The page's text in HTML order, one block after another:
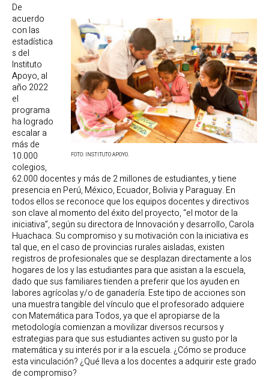
FOTO: INSTITUTO APOYO.
De
acuerdo
con las
estadística
s del
Instituto
Apoyo, al
año 2022
el
programa
ha logrado
escalar a
más de
10.000
colegios,
62.000 docentes y más de 2 millones de estudiantes, y tiene
presencia en Perú, México, Ecuador, Bolivia y Paraguay. En
todos ellos se reconoce que los equipos docentes y directivos
son clave al momento del éxito del proyecto, “el motor de la
iniciativa”, según su directora de Innovación y desarrollo, Carola
Huachaca. Su compromiso y su motivación con la iniciativa es
tal que, en el caso de provincias rurales aisladas, existen
registros de profesionales que se desplazan directamente a los
hogares de los y las estudiantes para que asistan a la escuela,
dado que sus familiares tienden a preferir que los ayuden en
labores agrícolas y/o de ganadería. Este tipo de acciones son
una muestra tangible del vínculo que el profesorado adquiere
con Matemática para Todos, ya que el apropiarse de la
metodología comienzan a movilizar diversos recursos y
estrategias para que sus estudiantes activen su gusto por la
matemática y su interés por ir a la escuela. ¿Cómo se produce
esta vinculación? ¿Qué lleva a los docentes a adquirir este grado
de compromiso?